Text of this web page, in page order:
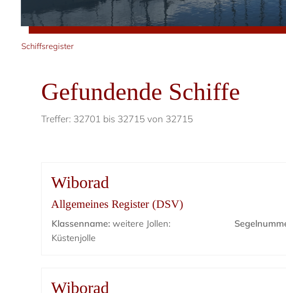
Schiffsregister
Gefundende Schiffe
Treffer: 32701 bis 32715 von 32715
Wiborad
Allgemeines Register (DSV)
Klassenname: weitere Jollen:
Küstenjolle
Wiborad